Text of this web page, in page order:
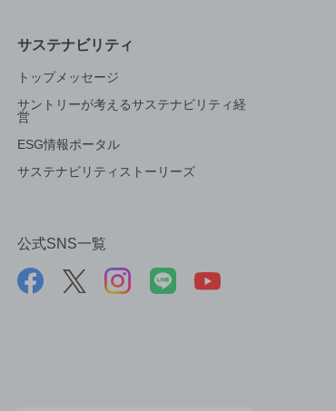
サステナビリティ
トップメッセージ
サントリーが考えるサステナビリティ経
営
ESG情報ポータル
サステナビリティストーリーズ
公式SNS一覧